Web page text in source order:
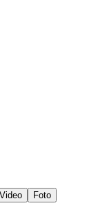
Video Foto